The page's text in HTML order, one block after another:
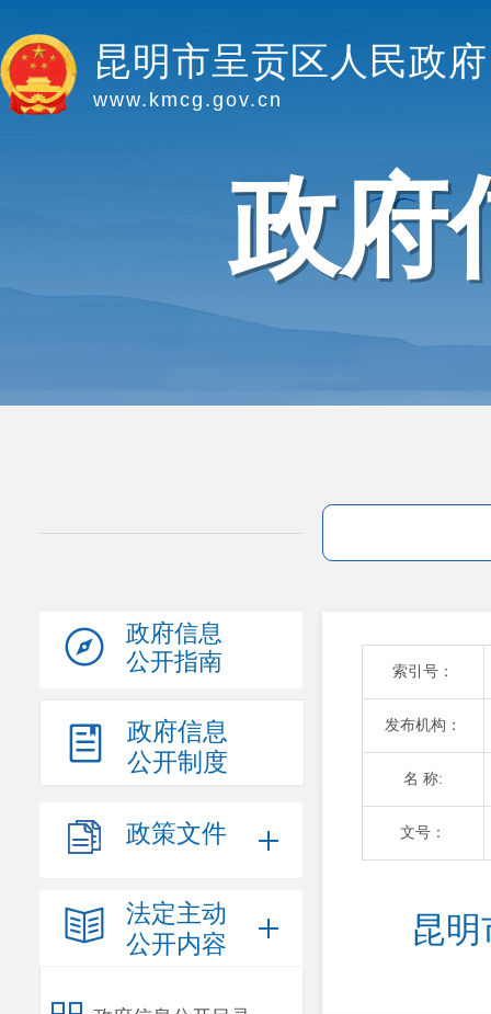
昆明市呈贡区人民政府
www.kmcg.gov.cn
政府
政府信息
公开指南
政府信息
公开制度
政策文件
法定主动
公开内容
索引号：
发布机构：
名 称:
文号：
昆